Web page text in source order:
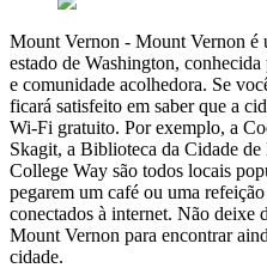
Mount Vernon - Mount Vernon é
estado de Washington,
e comunidade acolhedora. Se
ficará satisfeito em saber que a
Wi-Fi gratuito. Por exemplo, a
Skagit, a Biblioteca da Cidade
College Way são todos locais
pegarem um café ou uma
conectados à internet. Não deixe
Mount Vernon para encontrar
cidade.